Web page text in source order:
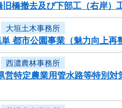
橋撤去及び下部工（右岸）
大垣土木事務所
都市公園事業（魅力向上
西濃農林事務所
営特定農業用管水路等特